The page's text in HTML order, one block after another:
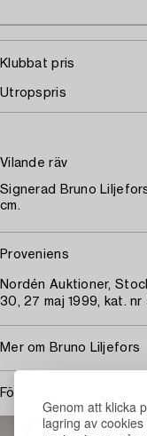
Genom att klicka
lagring av
Klubbat pris
Utropspris
Vilande räv
Signerad Bruno
cm.
Proveniens
Nordén Auktioner,
30, 27 maj 1999, kat. nr
Mer om Bruno Liljefors
För konditionsrapport